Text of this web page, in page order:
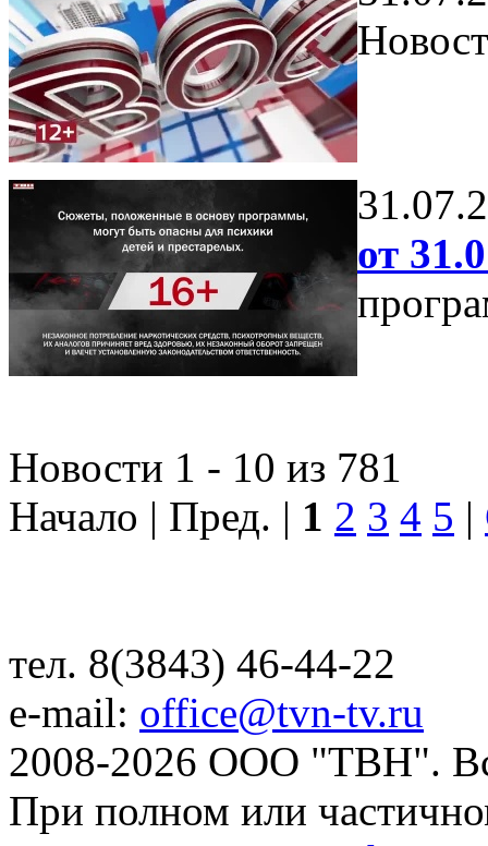
от
Новости 1 - 10 из 781
Начало | Пред. | 1 2 3 4 5 |
тел. 8(3843) 46-44-22
e-mail: office@tvn-tv.ru
2008-2026 ООО "ТВН".
При полном или